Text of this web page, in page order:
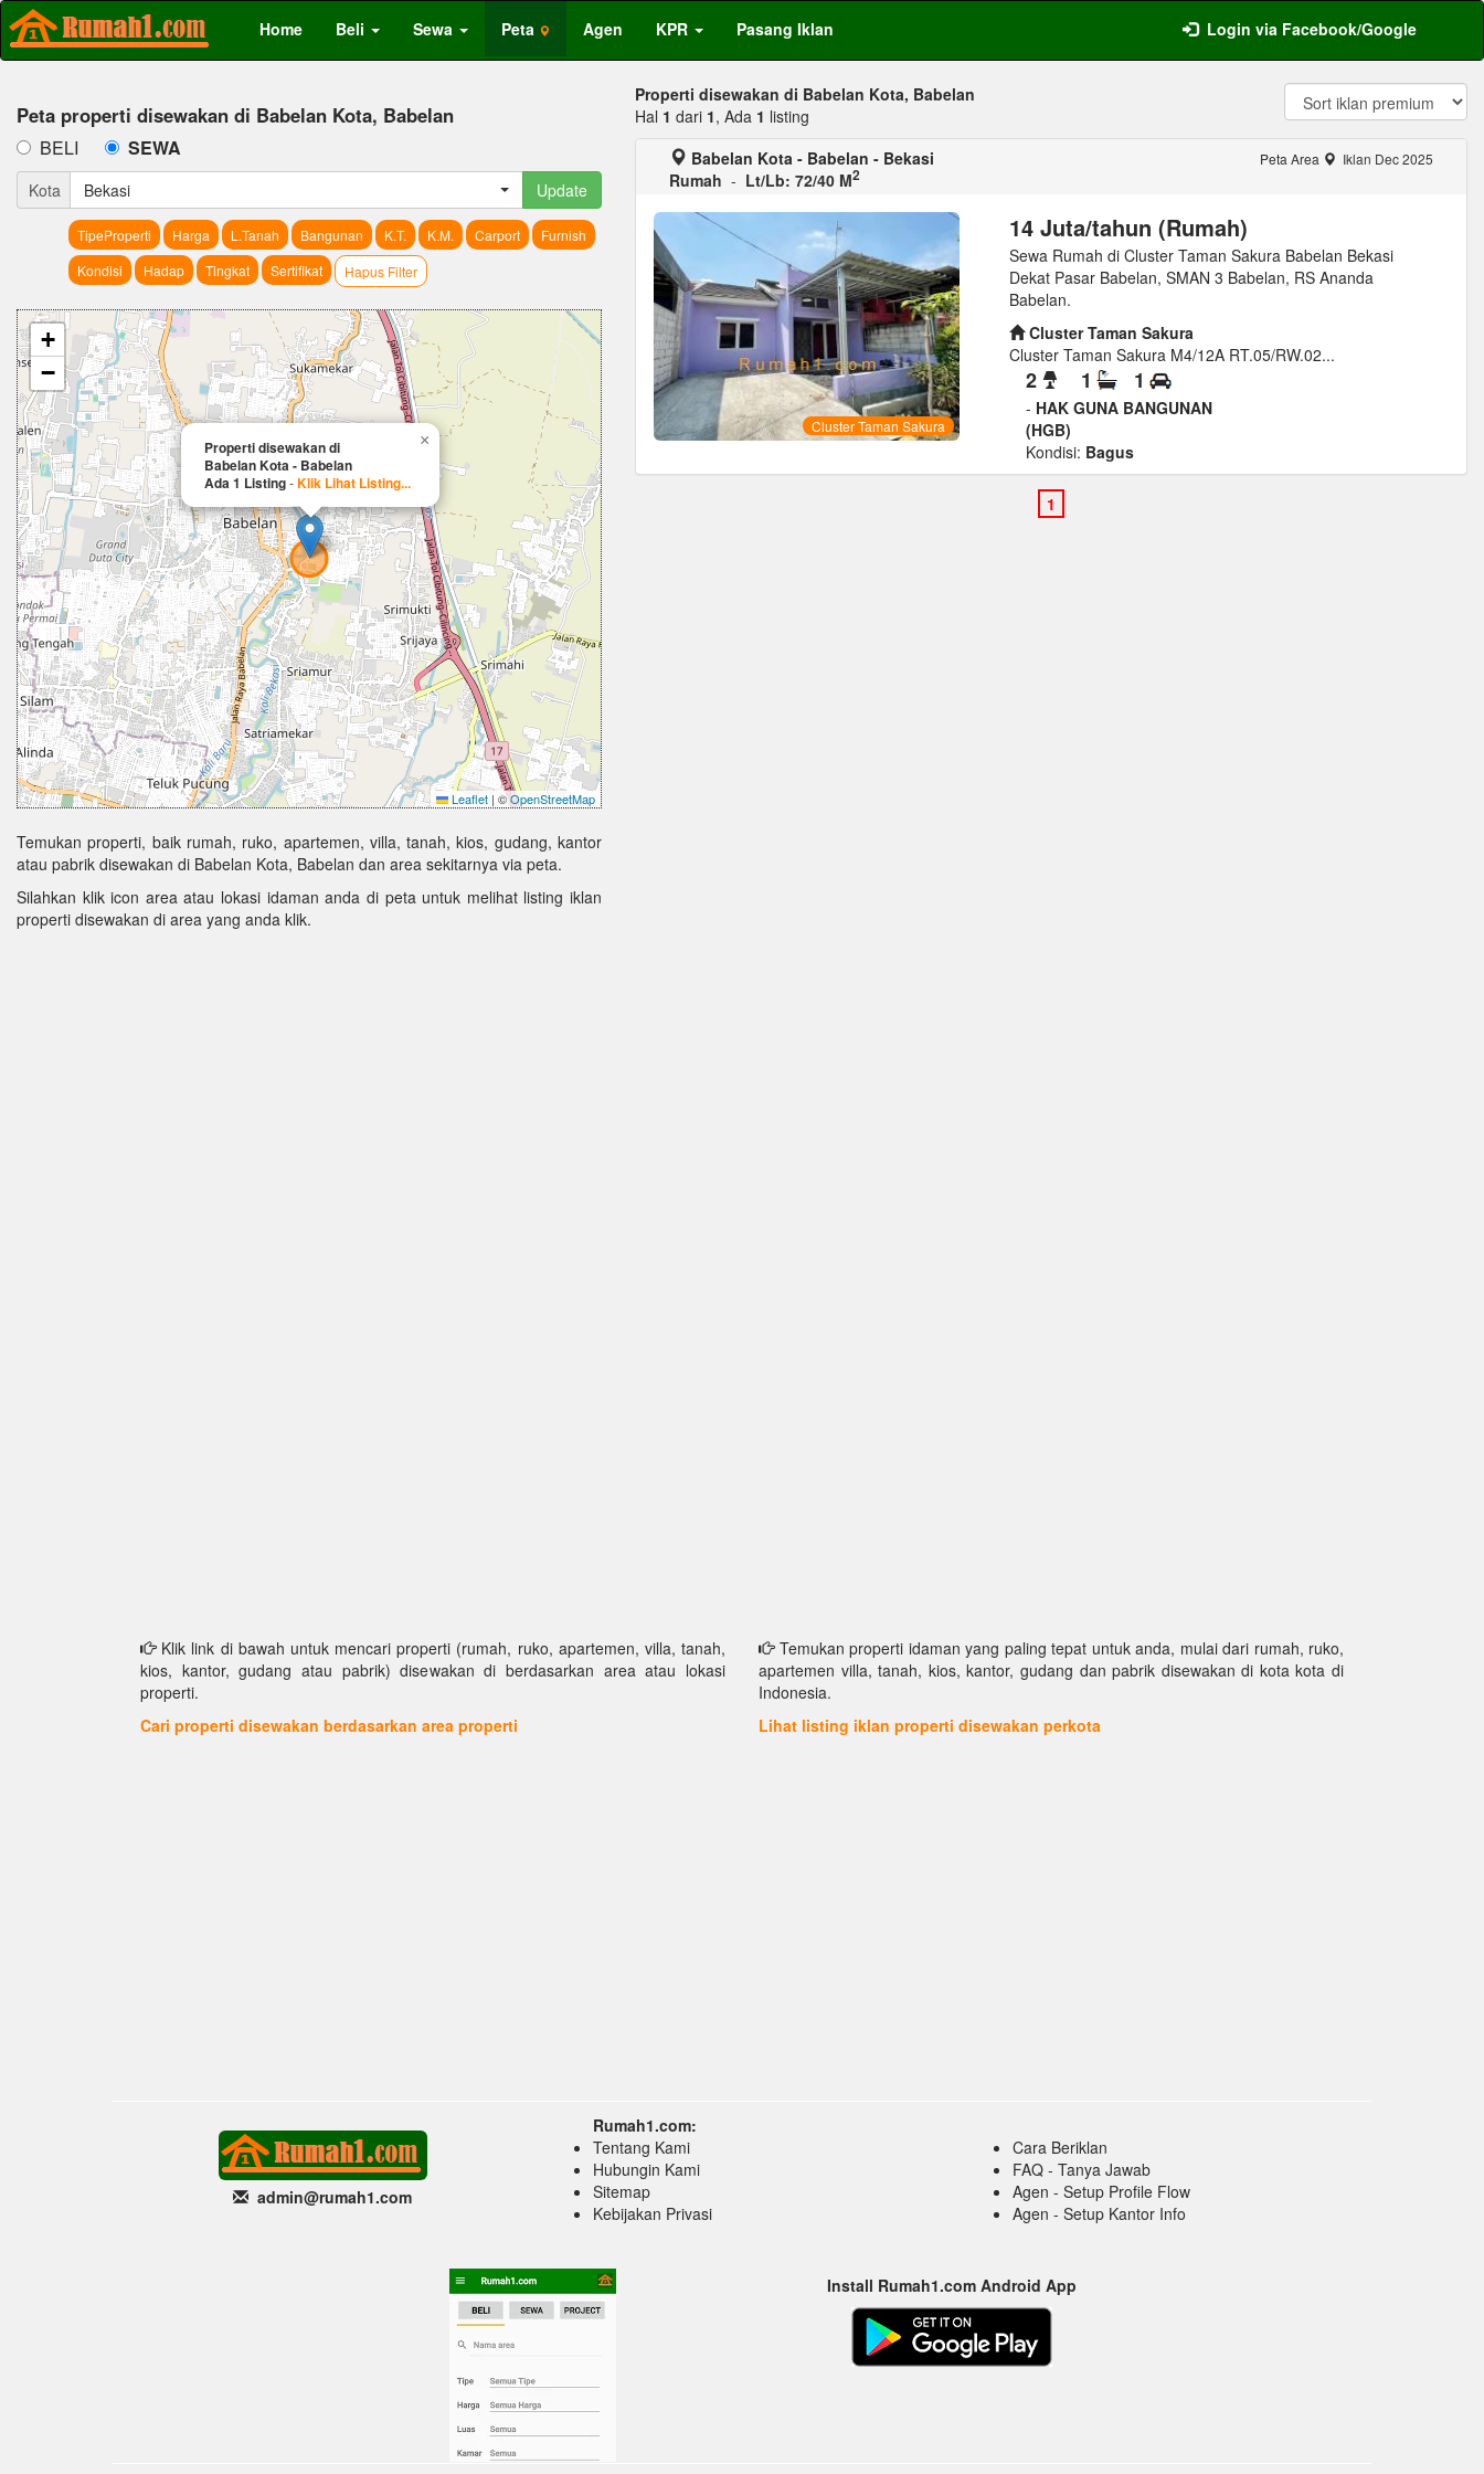
Home Beli Sewa Peta Agen KPR Pasang Iklan Login via Facebook/Google
Peta properti disewakan di Babelan Kota, Babelan
BELI SEWA
Kota Bekasi Update
TipeProperti Harga L.Tanah Bangunan K.T. K.M. Carport
Furnish
Kondisi
Hadap Tingkat Sertifikat Hapus Filter
Properti disewakan di
Babelan Kota - Babelan
Ada 1 Listing-Klik Lihat Listing...
×
+
−
Leaflet | ©OpenStreetMap
Temukan properti, baik rumah, ruko, apartemen, villa, tanah, kios, gudang, kantor
atau pabrik disewakan di Babelan Kota, Babelan dan area sekitarnya via peta.
Silahkan klik icon area atau lokasi idaman anda di peta untuk melihat listing iklan
properti disewakan di area yang anda klik.
Properti disewakan di Babelan Kota, Babelan
Hal 1 dari 1, Ada 1 listing
Babelan Kota - Babelan - Bekasi
Rumah - Lt/Lb: 72/40 M2
Peta Area Iklan Dec 2025
Cluster Taman Sakura
14 Juta/tahun (Rumah)
Sewa Rumah di Cluster Taman Sakura Babelan Bekasi
Dekat Pasar Babelan, SMAN 3 Babelan, RS Ananda
Babelan.
Cluster Taman Sakura
Cluster Taman Sakura M4/12A RT.05/RW.02...
2 1 1
- HAK GUNA BANGUNAN
(HGB)
Kondisi: Bagus
Klik link di bawah untuk mencari properti (rumah, ruko, apartemen, villa, tanah,
kios, kantor, gudang atau pabrik) disewakan di berdasarkan area atau lokasi
properti.
Cari properti disewakan berdasarkan area properti
Temukan properti idaman yang paling tepat untuk anda, mulai dari rumah, ruko,
apartemen villa, tanah, kios, kantor, gudang dan pabrik disewakan di kota kota di
Indonesia.
Lihat listing iklan properti disewakan perkota
admin@rumah1.com
Rumah1.com:
Tentang Kami
Hubungin Kami
Sitemap
Kebijakan Privasi
Cara Beriklan
FAQ - Tanya Jawab
Agen - Setup Profile Flow
Agen - Setup Kantor Info
Install Rumah1.com Android App